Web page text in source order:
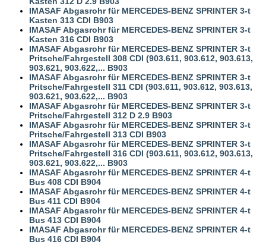
IMASAF Abgasrohr für MERCEDES-BENZ SPRINTER 3-t
Kasten 313 CDI B903
IMASAF Abgasrohr für MERCEDES-BENZ SPRINTER 3-t
Kasten 316 CDI B903
IMASAF Abgasrohr für MERCEDES-BENZ SPRINTER 3-t
Pritsche/Fahrgestell 308 CDI (903.611, 903.612, 903.613,
903.621, 903.622,... B903
IMASAF Abgasrohr für MERCEDES-BENZ SPRINTER 3-t
Pritsche/Fahrgestell 311 CDI (903.611, 903.612, 903.613,
903.621, 903.622,... B903
IMASAF Abgasrohr für MERCEDES-BENZ SPRINTER 3-t
Pritsche/Fahrgestell 312 D 2.9 B903
IMASAF Abgasrohr für MERCEDES-BENZ SPRINTER 3-t
Pritsche/Fahrgestell 313 CDI B903
IMASAF Abgasrohr für MERCEDES-BENZ SPRINTER 3-t
Pritsche/Fahrgestell 316 CDI (903.611, 903.612, 903.613,
903.621, 903.622,... B903
IMASAF Abgasrohr für MERCEDES-BENZ SPRINTER 4-t
Bus 408 CDI B904
IMASAF Abgasrohr für MERCEDES-BENZ SPRINTER 4-t
Bus 411 CDI B904
IMASAF Abgasrohr für MERCEDES-BENZ SPRINTER 4-t
Bus 413 CDI B904
IMASAF Abgasrohr für MERCEDES-BENZ SPRINTER 4-t
Bus 416 CDI B904